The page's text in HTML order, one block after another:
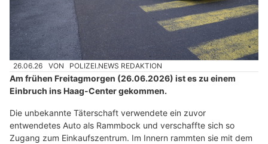
26.06.26 VON POLIZEI.NEWS REDAKTION
Am frühen Freitagmorgen (26.06.2026) ist es zu einem
Einbruch ins Haag-Center gekommen.
Die unbekannte Täterschaft verwendete ein zuvor
entwendetes Auto als Rammbock und verschaffte sich so
Zugang zum Einkaufszentrum. Im Innern rammten sie mit dem